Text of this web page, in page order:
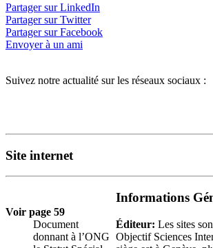
Partager sur LinkedIn
Partager sur Twitter
Partager sur Facebook
Envoyer à un ami
Suivez notre actualité sur les réseaux sociaux :
Site internet
Voir page 59
Document
donnant à l’ONG
Informations
Éditeur: Les sites
Objectif Sciences